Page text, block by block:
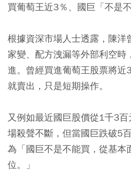
買葡萄王近3％、國巨「不是不
根據資深市場人士透露，陳洋
家變、配方洩漏等外部利空
進。曾經買進葡萄王股票將近
就賣出，只是短期操作。
又例如最近國巨股價從1千3
場殺聲不斷，但當國巨跌破5
為「國巨不是不能買，從基本
位。」